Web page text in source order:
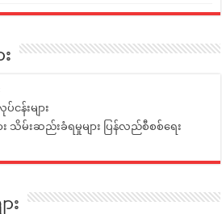
းများ
း သိမ်းဆည်းခံရမှုများ ပြန်လည်စီစစ်ရေး
း